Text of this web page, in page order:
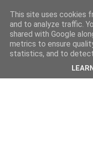
This site uses cookies
and to analyze traffic.
shared with Google
metrics to ensure
statistics, and to detect